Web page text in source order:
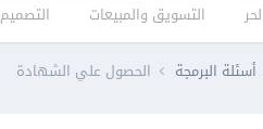
التسويق والمبيعات التصميم
أسئلة البرمجة الحصول علي الشهادة